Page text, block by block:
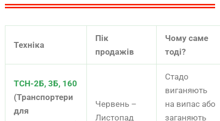
Техніка
Пік
продажів
Чому саме
тоді?
ТСН-2Б, 3Б, 160
(Транспортери
для
Червень –
Листопад
Стадо
виганяють
на випас або
заганяють